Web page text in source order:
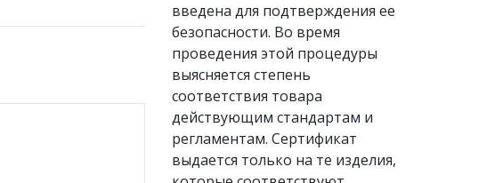
введена для подтверждения ее
безопасности. Во время
проведения этой процедуры
выясняется степень
соответствия товара
действующим стандартам и
регламентам. Сертификат
выдается только на те изделия,